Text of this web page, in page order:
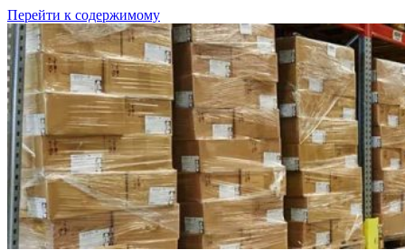
Перейти к содержимому